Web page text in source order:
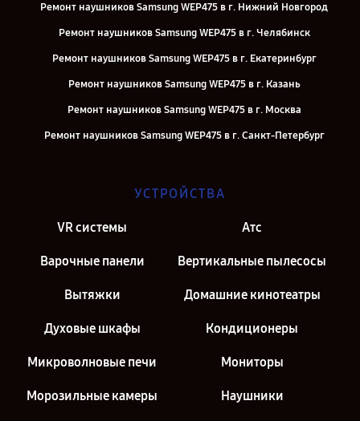
Ремонт наушников Samsung WEP475 в г. Нижний Новгород
Ремонт наушников Samsung WEP475 в г. Челябинск
Ремонт наушников Samsung WEP475 в г. Екатеринбург
Ремонт наушников Samsung WEP475 в г. Казань
Ремонт наушников Samsung WEP475 в г. Москва
Ремонт наушников Samsung WEP475 в г. Санкт-Петербург
УСТРОЙСТВА
VR системы Атс
Варочные панели Вертикальные пылесосы
Вытяжки Домашние кинотеатры
Духовые шкафы Кондиционеры
Микроволновые печи Мониторы
Морозильные камеры Наушники